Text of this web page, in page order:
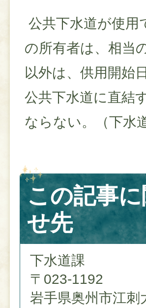
公共下水道が使用
の所有者は、相当
以外は、供用開始
公共下水道に直結
ならない。（下水
この記事
せ先
下水道課
〒023-1192
岩手県奥州市江刺